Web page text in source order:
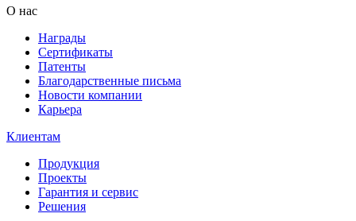
О нас
Награды
Сертификаты
Патенты
Благодарственные письма
Новости компании
Карьера
Клиентам
Продукция
Проекты
Гарантия и сервис
Решения